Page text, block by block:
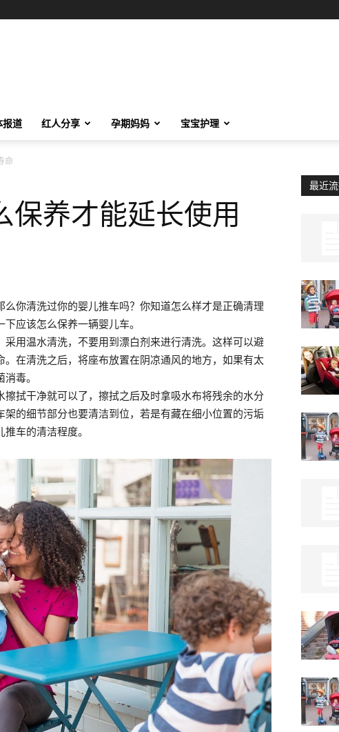
报道 红人分享 孕期妈妈 宝宝护理
命
保养才能延长使用
你清洗过你的婴儿推车吗？你知道怎么样才是正确清理
应该怎么保养一辆婴儿车。
用温水清洗，不要用到漂白剂来进行清洗。这样可以避
在清洗之后，将座布放置在阴凉通风的地方，如果有太
毒。
拭干净就可以了，擦拭之后及时拿吸水布将残余的水分
的细节部分也要清洁到位，若是有藏在细小位置的污垢
车的清洁程度。
最近